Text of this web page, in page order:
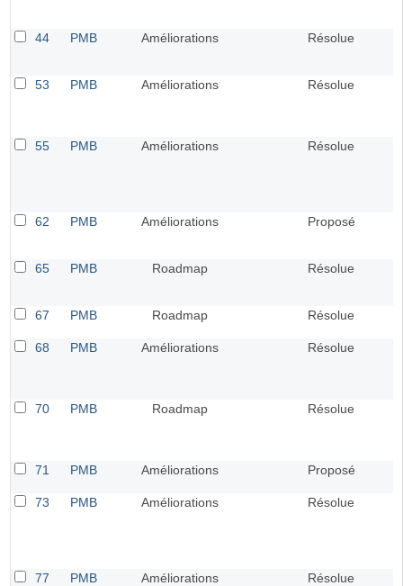
44 PMB Améliorations Résolue
53 PMB Améliorations Résolue
55 PMB Améliorations Résolue
62 PMB Améliorations Proposé
65 PMB Roadmap Résolue
67 PMB Roadmap Résolue
68 PMB Améliorations Résolue
70 PMB Roadmap Résolue
71 PMB Améliorations Proposé
73 PMB Améliorations Résolue
77 PMB Améliorations Résolue